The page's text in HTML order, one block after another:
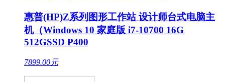
惠普(HP)Z系列图形工作站 设计师台式电脑主
机（Windows 10 家庭版 i7-10700 16G
512GSSD P400
7899.00元